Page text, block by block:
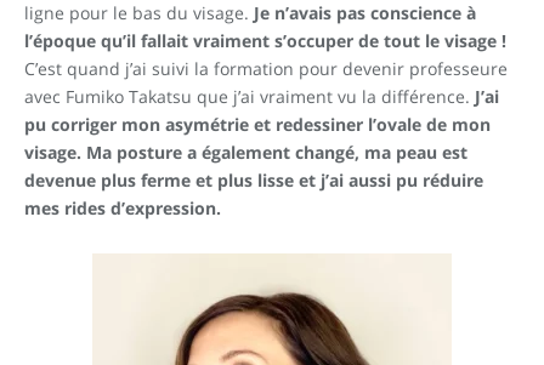
ligne pour le bas du visage. Je n’avais pas conscience à
l’époque qu’il fallait vraiment s’occuper de tout le visage !
C’est quand j’ai suivi la formation pour devenir professeure
avec Fumiko Takatsu que j’ai vraiment vu la différence. J’ai
pu corriger mon asymétrie et redessiner l’ovale de mon
visage. Ma posture a également changé, ma peau est
devenue plus ferme et plus lisse et j’ai aussi pu réduire
mes rides d’expression.